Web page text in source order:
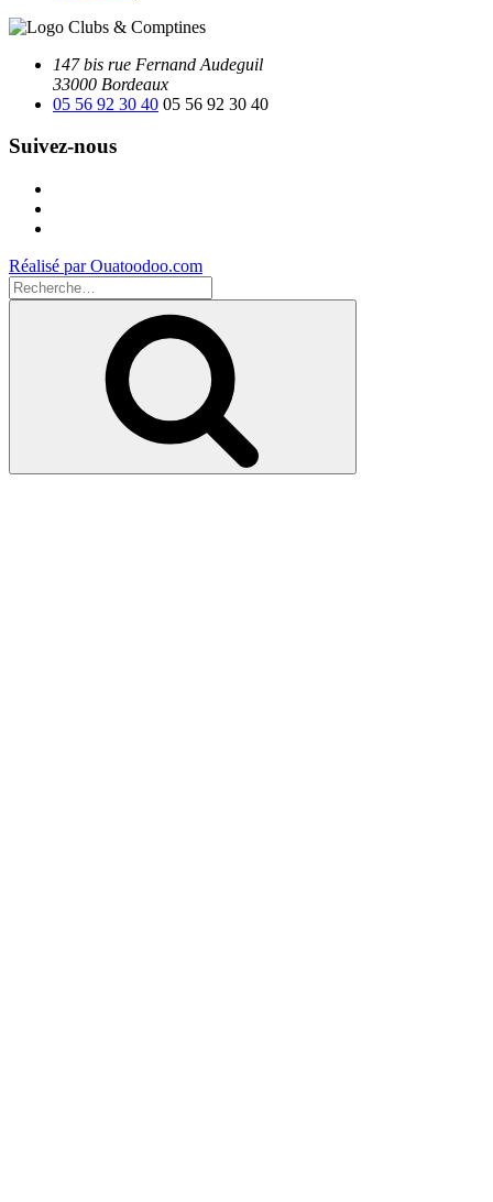
147 bis rue Fernand Audeguil
33000 Bordeaux
05 56 92 30 40 05 56 92 30 40
Suivez-nous
Réalisé par Ouatoodoo.com
Recherche
pour